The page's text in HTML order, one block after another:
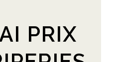
PRIX